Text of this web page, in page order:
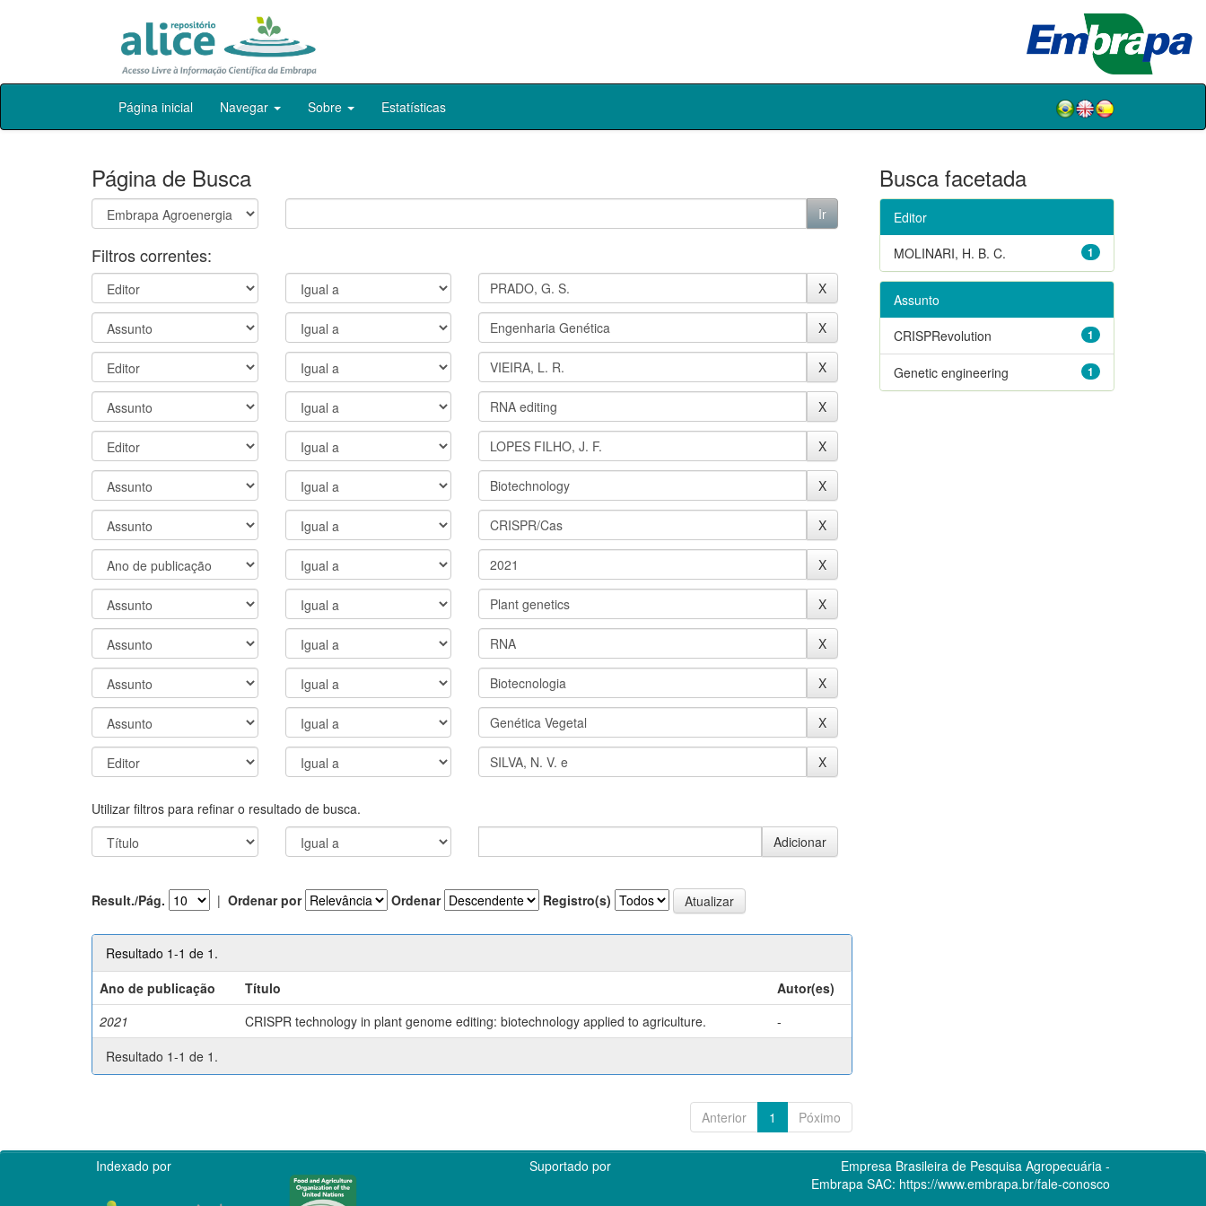
Skip
Página inicial Navegar Sobre Estatísticas
Página de Busca
Filtros correntes:
Utilizar filtros para refinar o resultado de busca.
Result./Pág. | Ordenar por Ordenar Registro(s)
Resultado 1-1 de 1.
Ano de publicação
Título
Autor(es)
2021
CRISPR technology in plant genome editing: biotechnology applied to agriculture.
-
Resultado 1-1 de 1.
Anterior 1 Póximo
Busca facetada
Editor
1
MOLINARI, H. B. C.
Assunto
1
CRISPRevolution
1
Genetic engineering
Indexado por Suportado por
Empresa Brasileira de Pesquisa Agropecuária -
Embrapa SAC: https://www.embrapa.br/fale-conosco